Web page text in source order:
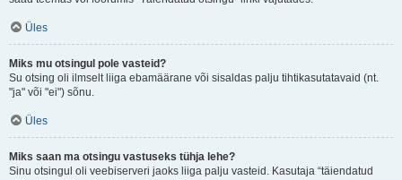
Üles
Miks mu otsingul pole vasteid?
Su otsing oli ilmselt liiga ebamäärane või sisaldas palju tihtikasutatavaid (nt.
"ja" või "ei") sõnu.
Üles
Miks saan ma otsingu vastuseks tühja lehe?
Sinu otsingul oli veebiserveri jaoks liiga palju vasteid. Kasutaja “täiendatud